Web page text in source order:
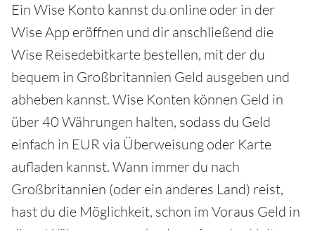
Ein Wise Konto kannst du online oder in der
Wise App eröffnen und dir anschließend die
Wise Reisedebitkarte bestellen, mit der du
bequem in Großbritannien Geld ausgeben und
abheben kannst. Wise Konten können Geld in
über 40 Währungen halten, sodass du Geld
einfach in EUR via Überweisung oder Karte
aufladen kannst. Wann immer du nach
Großbritannien (oder ein anderes Land) reist,
hast du die Möglichkeit, schon im Voraus Geld in